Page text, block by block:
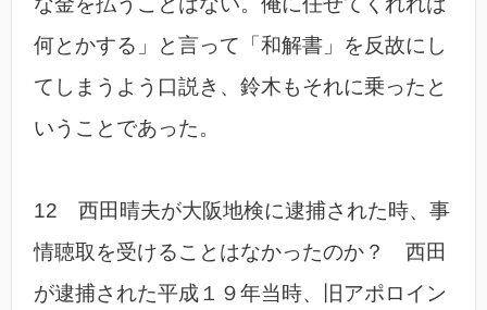
何とかする」と言って「和解書」を反故にし
てしまうよう口説き、鈴木もそれに乗ったと
いうことであった。
12 西田晴夫が大阪地検に逮捕された時、事
情聴取を受けることはなかったのか？ 西田
が逮捕された平成１９年当時、旧アポロイン